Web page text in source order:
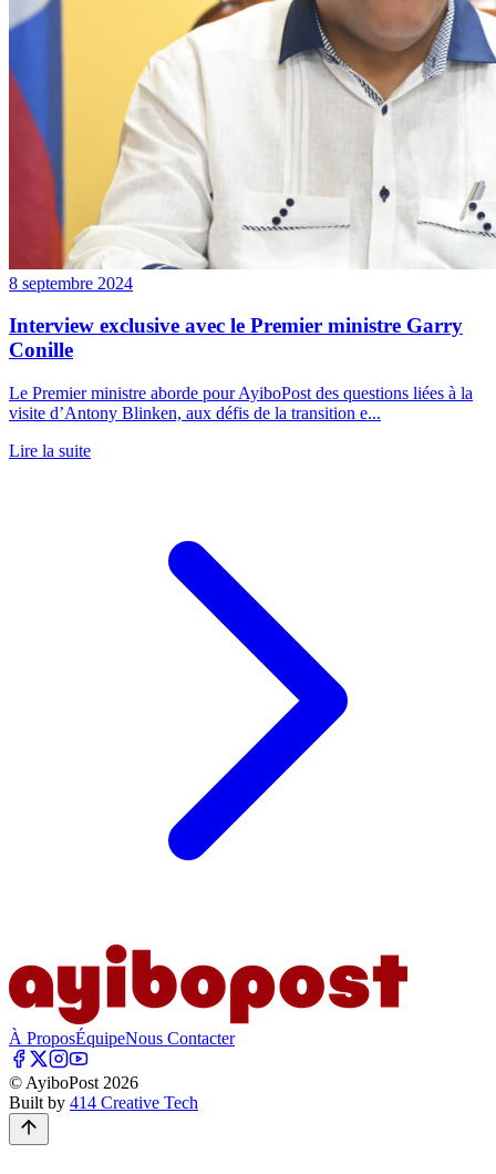
8 septembre 2024
Interview exclusive avec le Premier ministre Garry
Conille
Le Premier ministre aborde pour AyiboPost des questions liées à la
visite d’Antony Blinken, aux défis de la transition e...
Lire la suite
À ProposÉquipeNous Contacter
© AyiboPost 2026
Built by 414 Creative Tech